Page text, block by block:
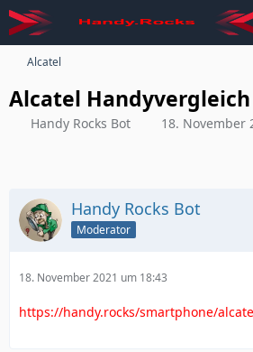
Alcatel
Alcatel Handyvergleich
Handy Rocks Bot 18. November
Handy Rocks Bot
Moderator
18. November 2021 um 18:43
https://handy.rocks/smartphone/